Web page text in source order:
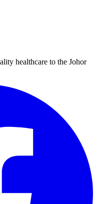
healthcare to the Johor